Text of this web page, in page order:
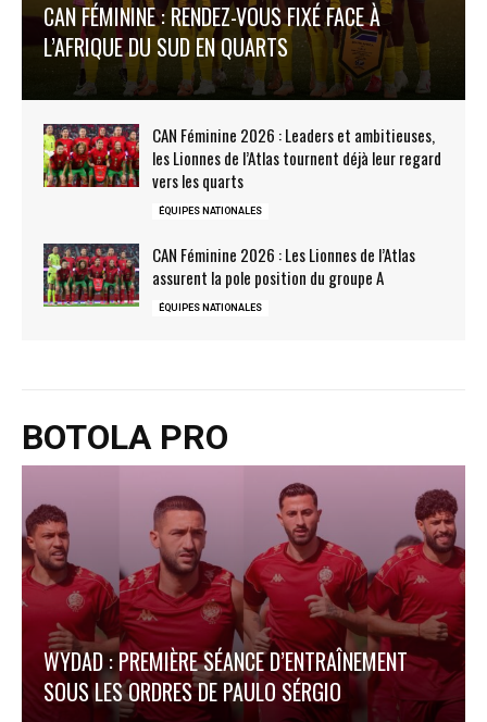
CAN FÉMININE : RENDEZ-VOUS FIXÉ FACE À
L’AFRIQUE DU SUD EN QUARTS
CAN Féminine 2026 : Leaders et ambitieuses,
les Lionnes de l’Atlas tournent déjà leur regard
vers les quarts
ÉQUIPES NATIONALES
CAN Féminine 2026 : Les Lionnes de l’Atlas
assurent la pole position du groupe A
ÉQUIPES NATIONALES
BOTOLA PRO
WYDAD : PREMIÈRE SÉANCE D’ENTRAÎNEMENT
SOUS LES ORDRES DE PAULO SÉRGIO